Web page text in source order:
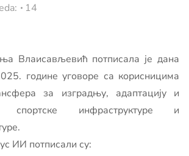
14
Влаисављевић потписала је дана
године уговоре са корисницима
за изградњу, адаптацију и
спортске инфраструктуре и
ИИ потписали су: